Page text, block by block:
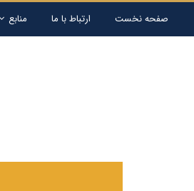
صفحه نخست ارتباط با ما منابع